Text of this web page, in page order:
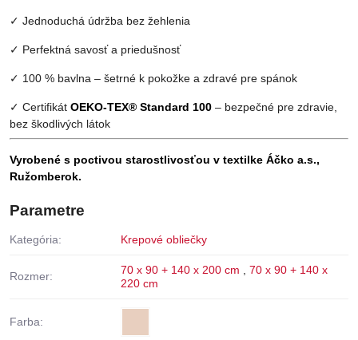
✓ Jednoduchá údržba bez žehlenia
✓ Perfektná savosť a priedušnosť
✓ 100 % bavlna – šetrné k pokožke a zdravé pre spánok
✓ Certifikát OEKO-TEX® Standard 100 – bezpečné pre zdravie,
bez škodlivých látok
Vyrobené s poctivou starostlivosťou v textilke Áčko a.s.,
Ružomberok.
Parametre
Kategória: Krepové obliečky
Rozmer: 70 x 90 + 140 x 200 cm , 70 x 90 + 140 x
220 cm
Farba: